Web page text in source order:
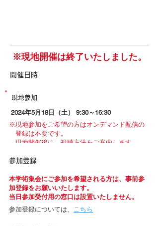
​※現地開催は終了いたしました。
​開催日時
現地参加
2024年5月18日（土） 9:30～16:30
※現地参加をご希望の方はオンデマンド配信の
登録は不要です。
現地開催後に、視聴方法をご案内します。
参加登録
本学術集会にご参加を希望される方は、事前参
加登録をお願いいたします。
当日参加受付用の窓口は設置いたしません。
参加登録については、 こちら